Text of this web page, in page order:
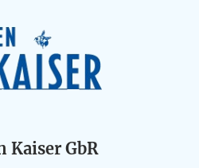
Kaiser GbR